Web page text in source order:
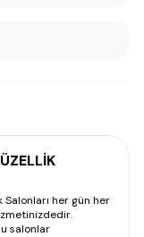
Salonları her gün her
salonlar